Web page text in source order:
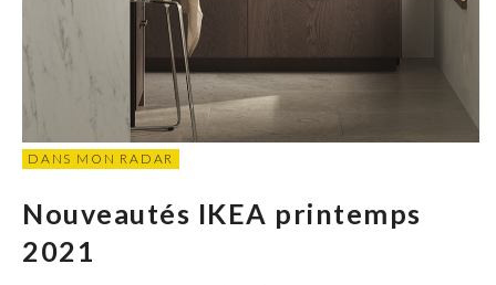
DANS MON RADAR
Nouveautés IKEA printemps
2021